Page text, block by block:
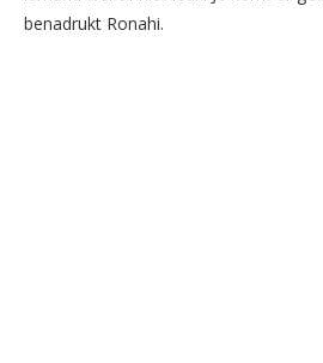
benadrukt Ronahi.